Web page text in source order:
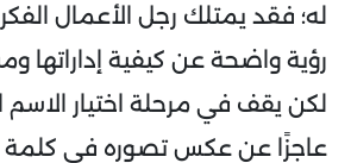
له؛ فقد يمتلك رجل الأعمال
رؤية واضحة عن كيفية إداراتها
لكن يقف في مرحلة اختيار الاسم
عاجزًا عن عكس تصوره في كلمة